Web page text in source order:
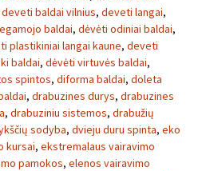
deveti baldai vilnius, deveti langai,
baldai, dėvėti odiniai baldai,
plastikiniai langai kaune, deveti
baldai, dėvėti virtuvės baldai,
spintos, diforma baldai, doleta
, drabuzines durys, drabuzines
, drabuziniu sistemos, drabužių
sodyba, dvieju duru spinta, eko
kursai, ekstremalaus vairavimo
pamokos, elenos vairavimo